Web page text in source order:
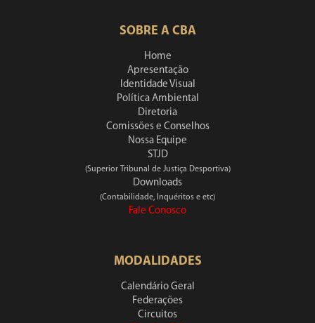
SOBRE A CBA
Home
Apresentação
Identidade Visual
Política Ambiental
Diretoria
Comissões e Conselhos
Nossa Equipe
STJD
(Superior Tribunal de Justiça Desportiva)
Downloads
(Contabilidade, Inquéritos e etc)
Fale Conosco
MODALIDADES
Calendário Geral
Federações
Circuitos